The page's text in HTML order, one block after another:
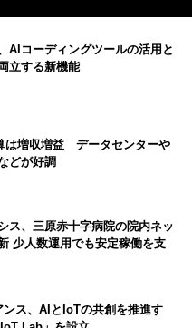
AIコーディングツールの活用と
立する新機能
は増収増益 データセンターや
どが好調
ス、三原赤十字病院の院内ネッ
少人数運用でも安定稼働を支
ンス、AIとIoTの共創を推進す